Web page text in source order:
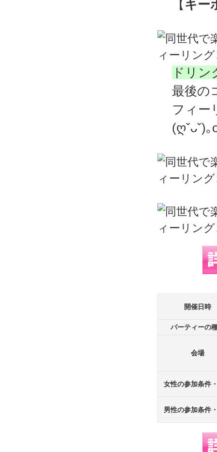
【 キー
ドリ
最後の
フィー
(ღˇᴗˇ)
開催日時
パーティーの
会場
女性の参加条件
男性の参加条件